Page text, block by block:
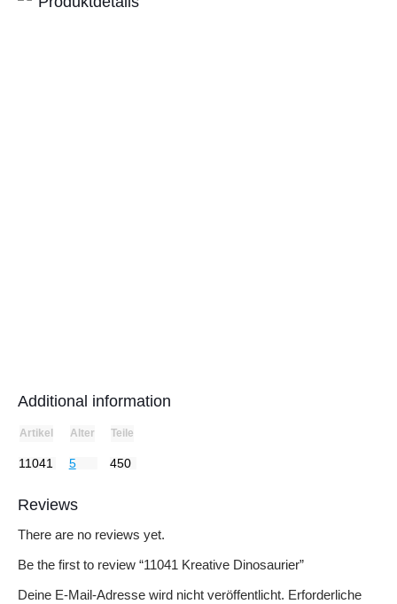
Additional information
Alter
5
Artikel
11041
Teile
450
Reviews
There are no reviews yet.
Be the first to review “11041 Kreative Dinosaurier”
Deine E-Mail-Adresse wird nicht veröffentlicht. Erforderliche